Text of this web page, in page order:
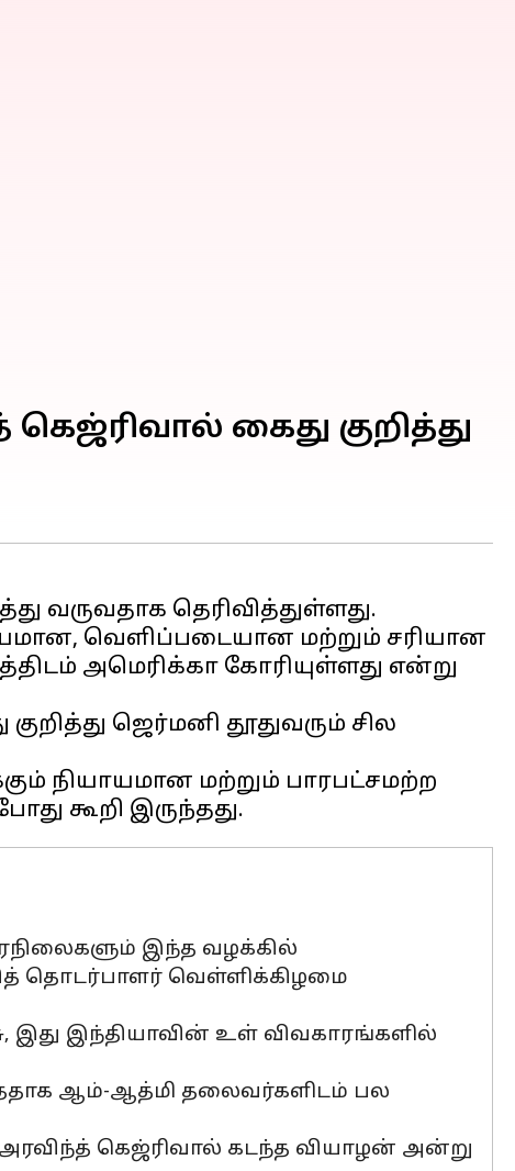
கைது குறித்து
வெளிப்படையான மற்றும் சரியான
அமெரிக்கா கோரியுள்ளது என்று
ஜெர்மனி தூதுவரும் சில
நியாயமான மற்றும் பாரபட்சமற்ற
இந்த வழக்கில்
தொடர்பாளர் வெள்ளிக்கிழமை
இது இந்தியாவின் உள் விவகாரங்களில்
ஆம்-ஆத்மி தலைவர்களிடம் பல
கெஜ்ரிவால் கடந்த வியாழன் அன்று